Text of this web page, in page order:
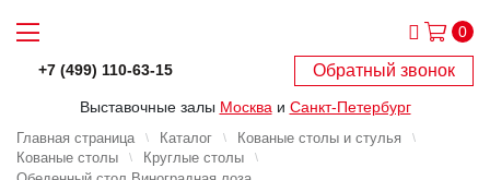
0
+7 (499) 110-63-15 Обратный звонок
Выставочные залы Москва и Санкт-Петербург
Главная страница Каталог
Кованые столы и стулья
Кованые столы
Круглые столы